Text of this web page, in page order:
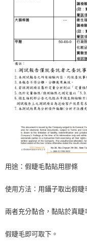
用途：假睫毛黏貼用膠條
使用方法：用鑷子取出假
兩者充分黏合，黏貼於真
假睫毛即可取下。